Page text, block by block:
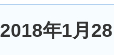
2018年1月